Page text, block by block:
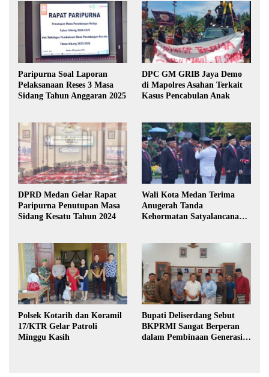
Paripurna Soal Laporan
Pelaksanaan Reses 3 Masa
Sidang Tahun Anggaran 2025
DPC GM GRIB Jaya Demo
di Mapolres Asahan Terkait
Kasus Pencabulan Anak
DPRD Medan Gelar Rapat
Paripurna Penutupan Masa
Sidang Kesatu Tahun 2024
Wali Kota Medan Terima
Anugerah Tanda
Kehormatan Satyalancana
Polsek Kotarih dan Koramil
17/KTR Gelar Patroli
Minggu Kasih
Bupati Deliserdang Sebut
BKPRMI Sangat Berperan
dalam Pembinaan Generasi